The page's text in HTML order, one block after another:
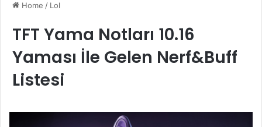
Home / Lol
TFT Yama Notları 10.16
Yaması İle Gelen Nerf&Buff
Listesi